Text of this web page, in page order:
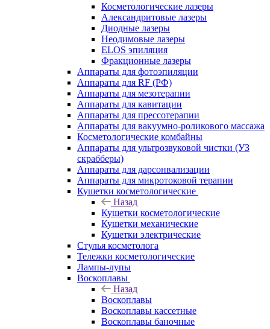
Косметологические лазеры
Александритовые лазеры
Диодные лазеры
Неодимовые лазеры
ELOS эпиляция
Фракционные лазеры
Аппараты для фотоэпиляции
Аппараты для RF (РФ)
Аппараты для мезотерапии
Аппараты для кавитации
Аппараты для прессотерапии
Аппараты для вакуумно-роликового массажа
Косметологические комбайны
Аппараты для ультрозвуковой чистки (УЗ
скрабберы)
Аппараты для дарсонвализации
Аппараты для микротоковой терапии
Кушетки косметологические
Назад
Кушетки косметологические
Кушетки механические
Кушетки электрические
Стулья косметолога
Тележки косметологические
Лампы-лупы
Воскоплавы
Назад
Воскоплавы
Воскоплавы кассетные
Воскоплавы баночные